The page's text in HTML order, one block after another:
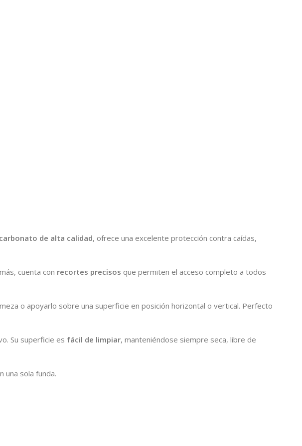
de alta calidad, ofrece una excelente protección contra caídas,
cuenta con recortes precisos que permiten el acceso completo a todos
o apoyarlo sobre una superficie en posición horizontal o vertical. Perfecto
Su superficie es fácil de limpiar, manteniéndose siempre seca, libre de
una sola funda.